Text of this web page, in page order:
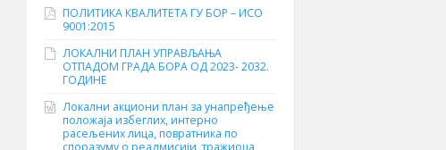
ПОЛИТИКА КВАЛИТЕТА ГУ БОР – ИСО
9001:2015
ЛОКАЛНИ ПЛАН УПРАВЉАЊА
ОТПАДОМ ГРАДА БОРА ОД 2023- 2032.
ГОДИНЕ
Локални акциони план за унапређење
положаја избеглих, интерно
расељених лица, повратника по